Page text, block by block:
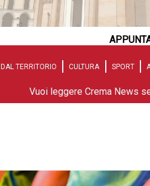
DAL TERRITORIO CULTURA SPORT
Vuoi leggere Crema News